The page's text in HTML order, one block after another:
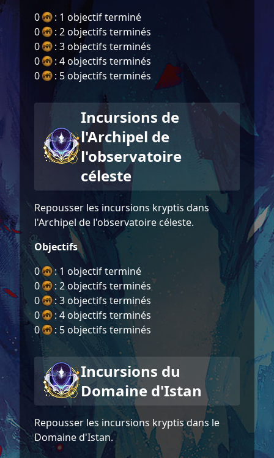
0
: 1 objectif terminé
0
: 2 objectifs terminés
0
: 3 objectifs terminés
0
: 4 objectifs terminés
0
: 5 objectifs terminés
Incursions de
l'Archipel de
l'observatoire
céleste
Repousser les incursions kryptis dans
l'Archipel de l'observatoire céleste.
Objectifs
0
: 1 objectif terminé
0
: 2 objectifs terminés
0
: 3 objectifs terminés
0
: 4 objectifs terminés
0
: 5 objectifs terminés
Incursions du
Domaine d'Istan
Repousser les incursions kryptis dans le
Domaine d'Istan.